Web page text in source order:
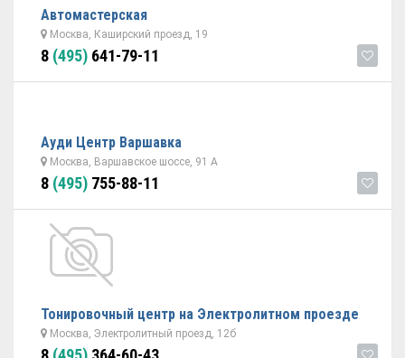
Автомастерская
Москва, Каширский проезд, 19
8 (495) 641-79-11
Ауди Центр Варшавка
Москва, Варшавское шоссе, 91 А
8 (495) 755-88-11
Тонировочный центр на Электролитном проезде
Москва, Электролитный проезд, 12б